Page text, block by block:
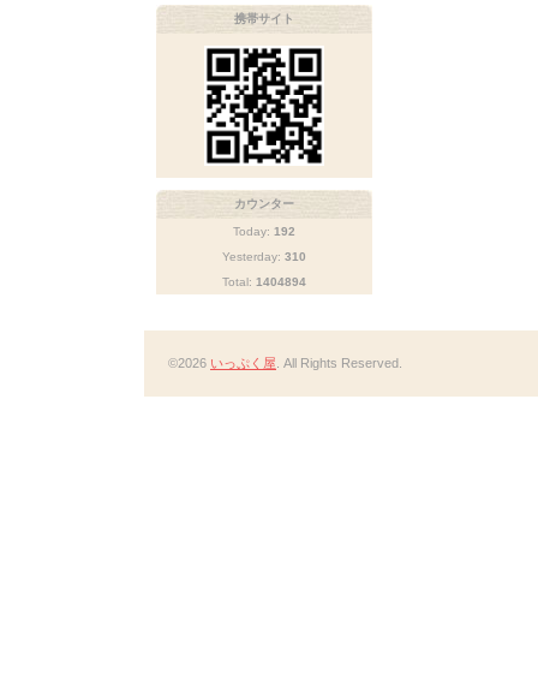
携帯サイト
カウンター
Today: 192
Yesterday: 310
Total: 1404894
©2026 いっぷく屋 . All Rights Reserved.